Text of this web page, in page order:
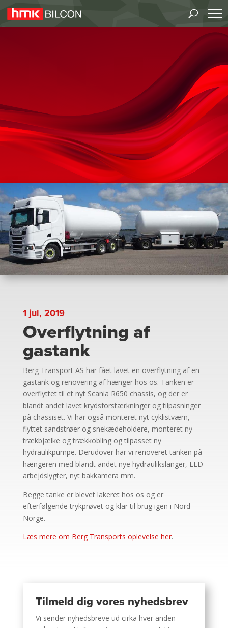
1 jul, 2019
Overflytning af
gastank
Berg Transport AS har fået lavet en overflytning af en
gastank og renovering af hænger hos os. Tanken er
overflyttet til et nyt Scania R650 chassis, og der er
blandt andet lavet krydsforstærkninger og tilpasninger
på chassiset. Vi har også monteret nyt cyklistværn,
flyttet sandstrøer og snekædeholdere, monteret ny
trækbjælke og trækkobling og tilpasset ny
hydraulikpumpe. Derudover har vi renoveret tanken på
hængeren med blandt andet nye hydraulikslanger, LED
arbejdslygter, nyt bakkamera mm.
Begge tanke er blevet lakeret hos os og er
efterfølgende trykprøvet og klar til brug igen i Nord-
Norge.
Læs mere om Berg Transports oplevelse her.
Tilmeld dig vores nyhedsbrev
Vi sender nyhedsbreve ud cirka hver anden